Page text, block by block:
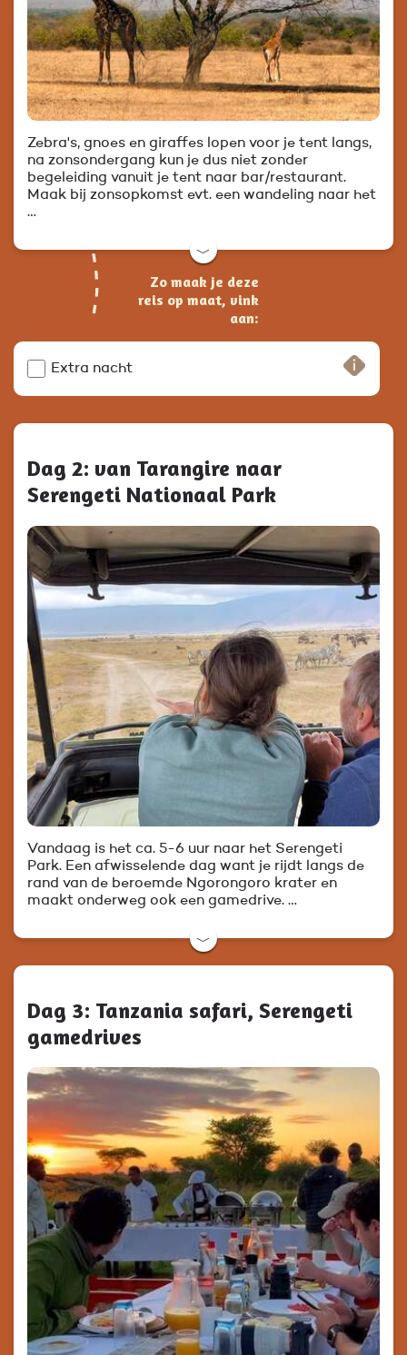
Zebra's, gnoes en giraffes lopen voor je tent langs,
na zonsondergang kun je dus niet zonder
begeleiding vanuit je tent naar bar/restaurant.
Maak bij zonsopkomst evt. een wandeling naar het
…
﹀
Zo maak je deze
reis op maat, vink
aan:
Extra nacht
Dag 2: van Tarangire naar
Serengeti Nationaal Park
Vandaag is het ca. 5-6 uur naar het Serengeti
Park. Een afwisselende dag want je rijdt langs de
rand van de beroemde Ngorongoro krater en
maakt onderweg ook een gamedrive. …
﹀
Dag 3: Tanzania safari, Serengeti
gamedrives